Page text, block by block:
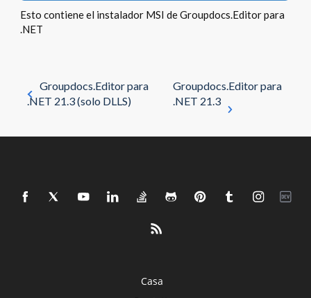
Esto contiene el instalador MSI de Groupdocs.Editor para
.NET
Groupdocs.Editor para
.NET 21.3 (solo DLLS)
Groupdocs.Editor para
.NET 21.3
Casa